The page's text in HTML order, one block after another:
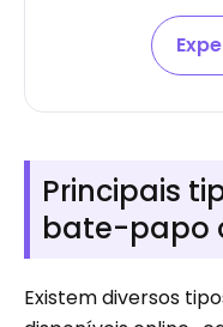
Principais
bate-papo
Existem diversos